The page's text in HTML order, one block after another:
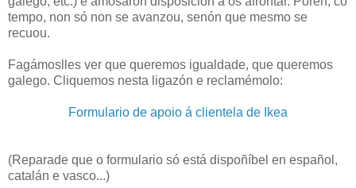
tempo, non só non se avanzou, senón que mesmo se
recuou.
Fagámoslles ver que queremos igualdade, que queremos
galego. Cliquemos nesta ligazón e reclamémolo:
Formulario de apoio á clientela de Ikea
(Reparade que o formulario só está dispoñíbel en español,
catalán e vasco...)